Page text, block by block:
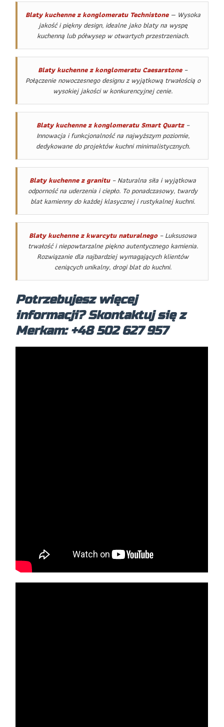
Blaty kuchenne z konglomeratu Technistone— Wysoka
jakość i piękny design, idealne jako blaty na wyspę
kuchenną lub półwysep w otwartych przestrzeniach.
Blaty kuchenne z konglomeratu Caesarstone–
Połączenie nowoczesnego designu z wyjątkową trwałością o
wysokiej jakości w konkurencyjnej cenie.
Blaty kuchenne z konglomeratu Smart Quartz–
Innowacja i funkcjonalność na najwyższym poziomie,
dedykowane do projektów kuchni minimalistycznych.
Blaty kuchenne z granitu – Naturalna siła i wyjątkowa
odporność na uderzenia i ciepło. To ponadczasowy, twardy
blat kamienny do każdej klasycznej i rustykalnej kuchni.
Blaty kuchenne z kwarcytu naturalnego– Luksusowa
trwałość i niepowtarzalne piękno autentycznego kamienia.
Rozwiązanie dla najbardziej wymagających klientów
ceniących unikalny, drogi blat do kuchni.
Potrzebujesz więcej
informacji? Skontaktuj się z
Merkam: +48 502 627 957